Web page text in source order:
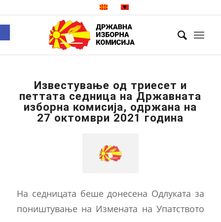
Известување од триесет и
петтата седница на Државната
изборна комисија, одржана на
27 октомври 2021 година
На седницата беше донесена Одлуката за
поништување на Измената на Упатството
Open toolbar